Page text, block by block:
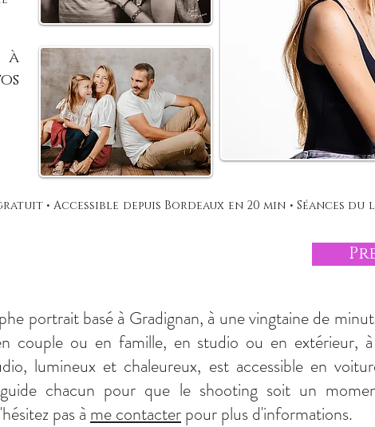
à
• Accessible depuis Bordeaux en 20 min • Séances du
portrait basé à Gradignan, à une vingtaine de
couple ou en famille, en studio ou en
lumineux et chaleureux, est accessible en
chacun pour que le shooting soit un
pas à me contacterpour plus d'informations.